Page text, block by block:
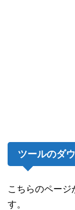
ツールのダ
こちらのページ
す。